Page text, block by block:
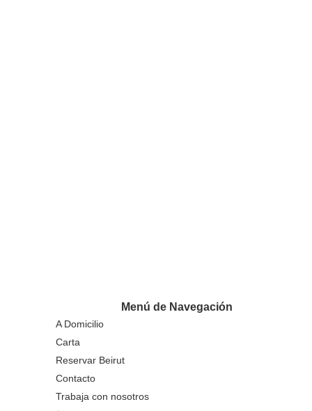
Menú de Navegación
A Domicilio
Carta
Reservar Beirut
Contacto
Trabaja con nosotros